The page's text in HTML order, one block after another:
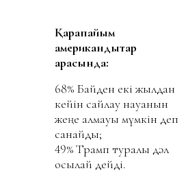
Қарапайым
американдықтар
арасында:
68% Байден екі жылдан
кейін сайлау науқанын
жеңе алмауы мүмкін деп
санайды;
49% Трамп туралы дәл
осылай дейді.